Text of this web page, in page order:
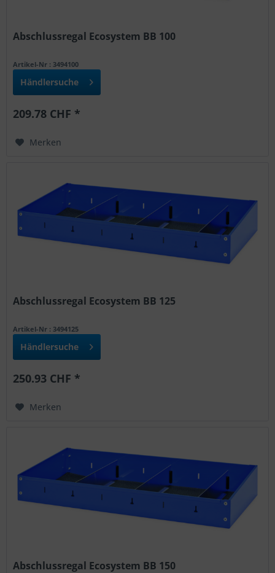
Abschlussregal Ecosystem BB 100
Artikel-Nr : 3494100
Händlersuche
209.78 CHF *
Merken
Abschlussregal Ecosystem BB 125
Artikel-Nr : 3494125
Händlersuche
250.93 CHF *
Merken
Abschlussregal Ecosystem BB 150